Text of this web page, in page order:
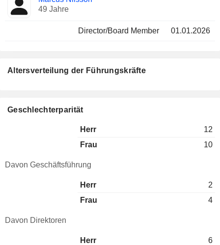
49 Jahre
Director/Board Member 01.01.2026
Altersverteilung der Führungskräfte
Geschlechterparität
Herr
12
Frau
10
Davon Geschäftsführung
Herr
2
Frau
4
Davon Direktoren
Herr 6